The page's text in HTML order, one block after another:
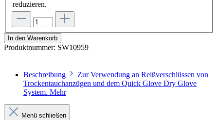
reduzieren.
In den Warenkorb
Produktnummer: SW10959
Beschreibung
Zur Verwendung an Reißverschlüssen von
Trockentauchanzügen und dem Quick Glove Dry Glove
System. Mehr
Menü schließen